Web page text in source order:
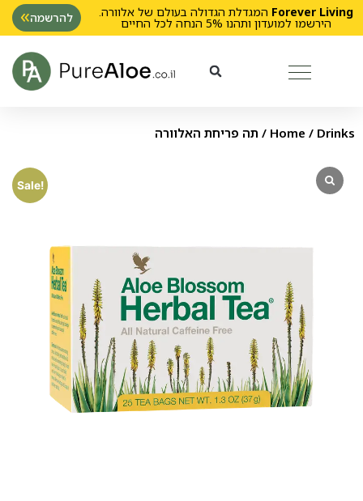
Forever Living המגדלת הגדולה בעולם של אלוורה.
הירשמו למועדון ותהנו 5% הנחה לכל החיים להרשמה
Home / Drinks / תה פריחת האלוורה
Sale!